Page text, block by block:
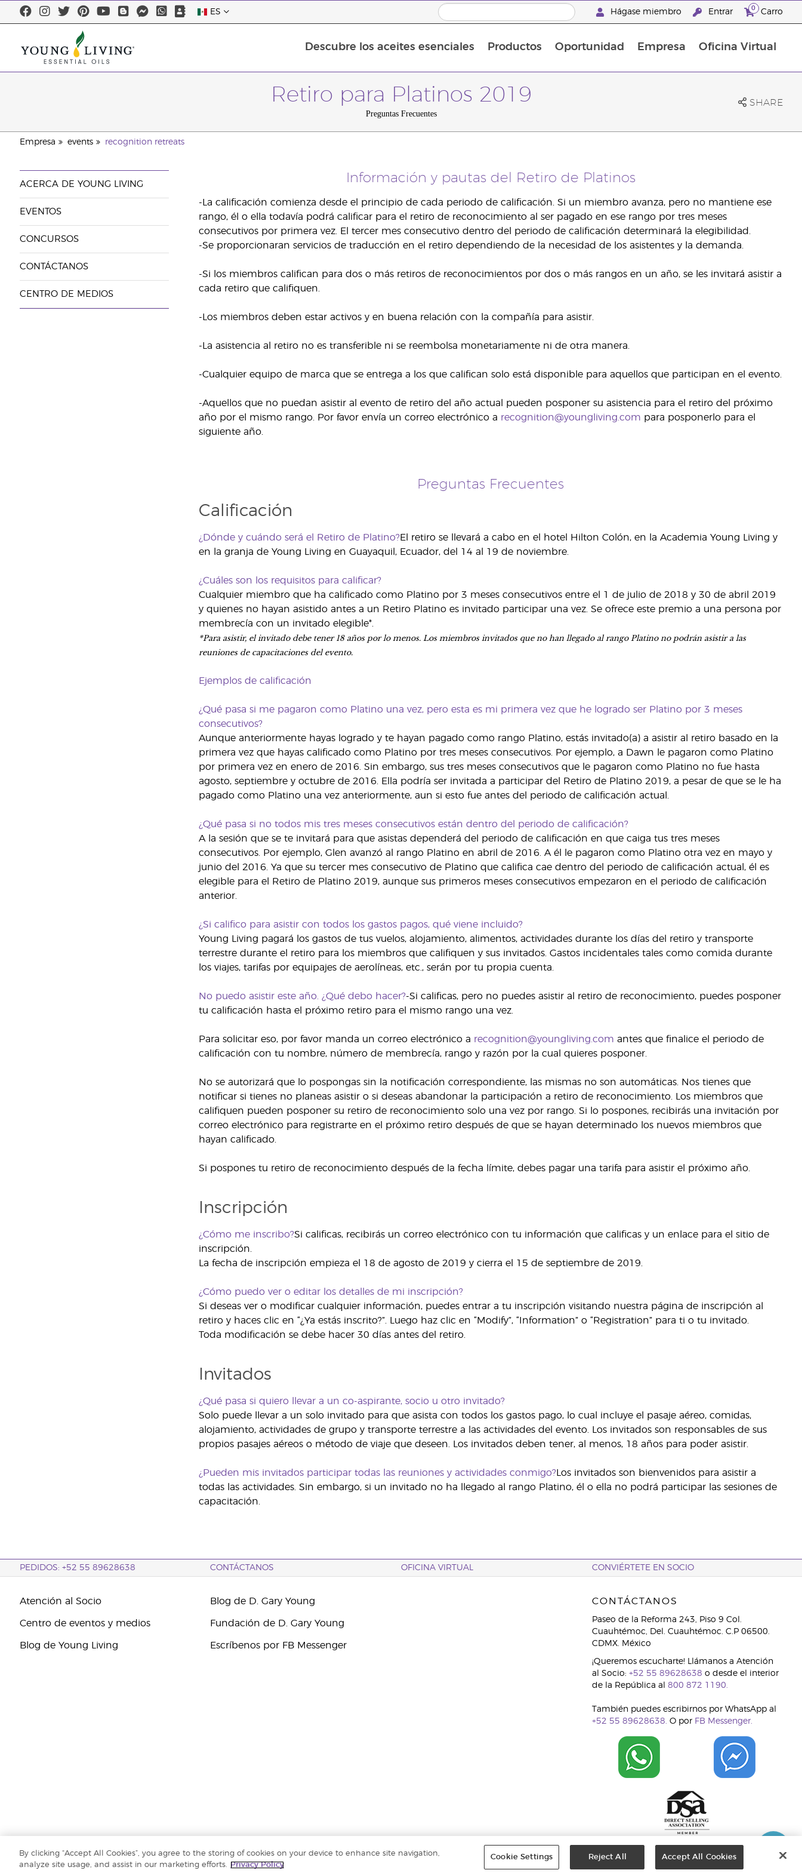
ES Hágase miembro Entrar 0 Carro
Descubre los aceites esenciales Productos Oportunidad Empresa Oficina Virtual
Retiro para Platinos 2019
Preguntas Frecuentes
SHARE
Empresa events recognition retreats
ACERCA DE YOUNG LIVING
EVENTOS
CONCURSOS
CONTÁCTANOS
CENTRO DE MEDIOS
Información y pautas del Retiro de Platinos
-La calificación comienza desde el principio de cada periodo de calificación. Si un miembro avanza, pero no mantiene ese
rango, él o ella todavía podrá calificar para el retiro de reconocimiento al ser pagado en ese rango por tres meses
consecutivos por primera vez. El tercer mes consecutivo dentro del periodo de calificación determinará la elegibilidad.
-Se proporcionaran servicios de traducción en el retiro dependiendo de la necesidad de los asistentes y la demanda.
-Si los miembros califican para dos o más retiros de reconocimientos por dos o más rangos en un año, se les invitará asistir a
cada retiro que califiquen.
-Los miembros deben estar activos y en buena relación con la compañía para asistir.
-La asistencia al retiro no es transferible ni se reembolsa monetariamente ni de otra manera.
-Cualquier equipo de marca que se entrega a los que califican solo está disponible para aquellos que participan en el evento.
-Aquellos que no puedan asistir al evento de retiro del año actual pueden posponer su asistencia para el retiro del próximo
año por el mismo rango. Por favor envía un correo electrónico a recognition@youngliving.com para posponerlo para el
siguiente año.
Preguntas Frecuentes
Calificación
¿Dónde y cuándo será el Retiro de Platino?El retiro se llevará a cabo en el hotel Hilton Colón, en la Academia Young Living y
en la granja de Young Living en Guayaquil, Ecuador, del 14 al 19 de noviembre.
¿Cuáles son los requisitos para calificar?
Cualquier miembro que ha calificado como Platino por 3 meses consecutivos entre el 1 de julio de 2018 y 30 de abril 2019
y quienes no hayan asistido antes a un Retiro Platino es invitado participar una vez. Se ofrece este premio a una persona por
membrecía con un invitado elegible*.
*Para asistir, el invitado debe tener 18 años por lo menos. Los miembros invitados que no han llegado al rango Platino no podrán asistir a las
reuniones de capacitaciones del evento.
Ejemplos de calificación
¿Qué pasa si me pagaron como Platino una vez, pero esta es mi primera vez que he logrado ser Platino por 3 meses
consecutivos?
Aunque anteriormente hayas logrado y te hayan pagado como rango Platino, estás invitado(a) a asistir al retiro basado en la
primera vez que hayas calificado como Platino por tres meses consecutivos. Por ejemplo, a Dawn le pagaron como Platino
por primera vez en enero de 2016. Sin embargo, sus tres meses consecutivos que le pagaron como Platino no fue hasta
agosto, septiembre y octubre de 2016. Ella podría ser invitada a participar del Retiro de Platino 2019, a pesar de que se le ha
pagado como Platino una vez anteriormente, aun si esto fue antes del periodo de calificación actual.
¿Qué pasa si no todos mis tres meses consecutivos están dentro del periodo de calificación?
A la sesión que se te invitará para que asistas dependerá del periodo de calificación en que caiga tus tres meses
consecutivos. Por ejemplo, Glen avanzó al rango Platino en abril de 2016. A él le pagaron como Platino otra vez en mayo y
junio del 2016. Ya que su tercer mes consecutivo de Platino que califica cae dentro del periodo de calificación actual, él es
elegible para el Retiro de Platino 2019, aunque sus primeros meses consecutivos empezaron en el periodo de calificación
anterior.
¿Si califico para asistir con todos los gastos pagos, qué viene incluido?
Young Living pagará los gastos de tus vuelos, alojamiento, alimentos, actividades durante los días del retiro y transporte
terrestre durante el retiro para los miembros que califiquen y sus invitados. Gastos incidentales tales como comida durante
los viajes, tarifas por equipajes de aerolíneas, etc., serán por tu propia cuenta.
No puedo asistir este año. ¿Qué debo hacer?-Si calificas, pero no puedes asistir al retiro de reconocimiento, puedes posponer
tu calificación hasta el próximo retiro para el mismo rango una vez.
Para solicitar eso, por favor manda un correo electrónico a recognition@youngliving.com antes que finalice el periodo de
calificación con tu nombre, número de membrecía, rango y razón por la cual quieres posponer.
No se autorizará que lo pospongas sin la notificación correspondiente, las mismas no son automáticas. Nos tienes que
notificar si tienes no planeas asistir o si deseas abandonar la participación a retiro de reconocimiento. Los miembros que
califiquen pueden posponer su retiro de reconocimiento solo una vez por rango. Si lo pospones, recibirás una invitación por
correo electrónico para registrarte en el próximo retiro después de que se hayan determinado los nuevos miembros que
hayan calificado.
Si pospones tu retiro de reconocimiento después de la fecha límite, debes pagar una tarifa para asistir el próximo año.
Inscripción
¿Cómo me inscribo?Si calificas, recibirás un correo electrónico con tu información que calificas y un enlace para el sitio de
inscripción.
La fecha de inscripción empieza el 18 de agosto de 2019 y cierra el 15 de septiembre de 2019.
¿Cómo puedo ver o editar los detalles de mi inscripción?
Si deseas ver o modificar cualquier información, puedes entrar a tu inscripción visitando nuestra página de inscripción al
retiro y haces clic en “¿Ya estás inscrito?”. Luego haz clic en “Modify”, “Information” o “Registration” para ti o tu invitado.
Toda modificación se debe hacer 30 días antes del retiro.
Invitados
¿Qué pasa si quiero llevar a un co-aspirante, socio u otro invitado?
Solo puede llevar a un solo invitado para que asista con todos los gastos pago, lo cual incluye el pasaje aéreo, comidas,
alojamiento, actividades de grupo y transporte terrestre a las actividades del evento. Los invitados son responsables de sus
propios pasajes aéreos o método de viaje que deseen. Los invitados deben tener, al menos, 18 años para poder asistir.
¿Pueden mis invitados participar todas las reuniones y actividades conmigo?Los invitados son bienvenidos para asistir a
todas las actividades. Sin embargo, si un invitado no ha llegado al rango Platino, él o ella no podrá participar las sesiones de
capacitación.
PEDIDOS: +52 55 89628638 CONTÁCTANOS OFICINA VIRTUAL CONVIÉRTETE EN SOCIO
Atención al Socio
Centro de eventos y medios
Blog de Young Living
Blog de D. Gary Young
Fundación de D. Gary Young
Escríbenos por FB Messenger
CONTÁCTANOS
Paseo de la Reforma 243, Piso 9 Col.
Cuauhtémoc, Del. Cuauhtémoc. C.P 06500.
CDMX. México
¡Queremos escucharte! Llámanos a Atención
al Socio: +52 55 89628638 o desde el interior
de la República al 800 872 1190.
También puedes escribirnos por WhatsApp al
+52 55 89628638. O por FB Messenger.
Copyright © 2018 Young Living Essential Oils. Todos los derechos reservados. |
By clicking “Accept All Cookies”, you agree to the storing of cookies on your device to enhance site navigation,
analyze site usage, and assist in our marketing efforts.
Privacy Policy
Cookie Settings Reject All Accept All Cookies